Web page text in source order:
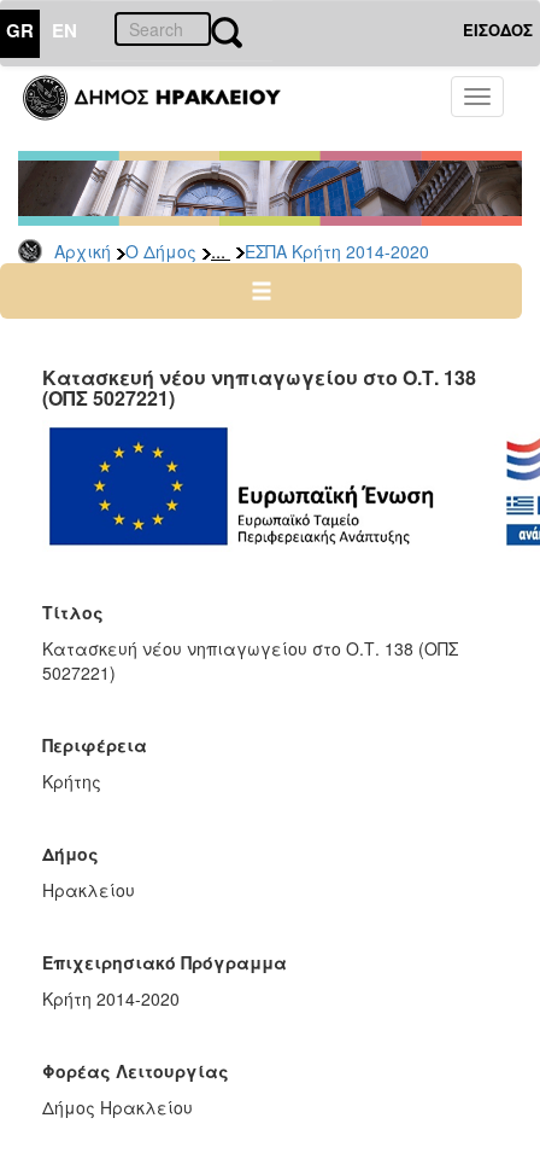
GR EN ΕΙΣΟΔΟΣ
Toggle
Αρχική Ο Δήμος ... ΕΣΠΑ Κρήτη 2014-2020
ΔΗΜΟΣ
Έργα
ΕΣΠΑ
ΕΣΠΑ
2021-
2027
Ανάκαμψης
βελτίωσης
οδικής
ασφάλειας
ΕΣΠΑ
Κρήτη
2014-
2020
Αστική
ΕΣΠΑ
Ανταγωνιστικότητα
και
ΕΣΠΑ
2020
Περιβάλλον
και
ΕΣΠΑ
2014-
Κατασκευή νέου νηπιαγωγείου στο Ο.Τ. 138
(ΟΠΣ 5027221)
Τίτλος
Κατασκευή νέου νηπιαγωγείου στο Ο.Τ. 138 (ΟΠΣ
5027221)
Περιφέρεια
Κρήτης
Δήμος
Ηρακλείου
Επιχειρησιακό Πρόγραμμα
Κρήτη 2014-2020
Φορέας Λειτουργίας
Δήμος Ηρακλείου